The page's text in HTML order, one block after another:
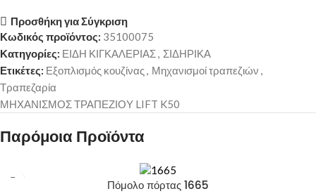
Προσθήκη για Σύγκριση
Κωδικός προϊόντος: 35100075
Κατηγορίες: ΕΙΔΗ ΚΙΓΚΑΛΕΡΙΑΣ, ΣΙΔΗΡΙΚΑ
Ετικέτες: Εξοπλισμός κουζίνας, Μηχανισμοί τραπεζιών ,
Τραπεζαρία
ΜΗΧΑΝΙΣΜΟΣ ΤΡΑΠΕΖΙΟΥ LIFT K50
Παρόμοια Προϊόντα
Πόμολο πόρτας 1665